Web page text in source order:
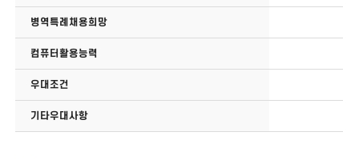
병역특례채용희망
컴퓨터활용능력
우대조건
기타우대사항